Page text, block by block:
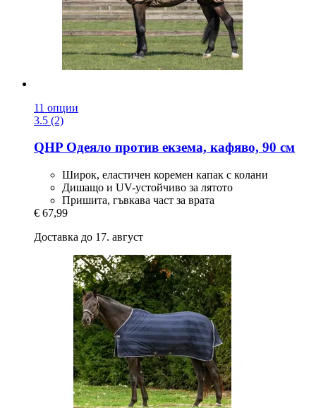
11 опции
3.5 (2)
QHP Одеяло против екзема, кафяво, 90 см
Широк, еластичен коремен капак с колани
Дишащо и UV-устойчиво за лятото
Пришита, гъвкава част за врата
€ 67,99
Доставка до 17. август